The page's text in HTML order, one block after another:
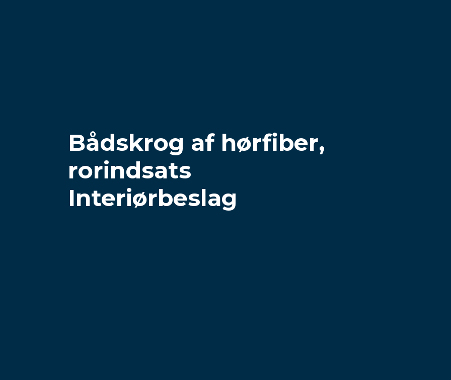
Bådskrog af hørfiber,
rorindsats
Interiørbeslag